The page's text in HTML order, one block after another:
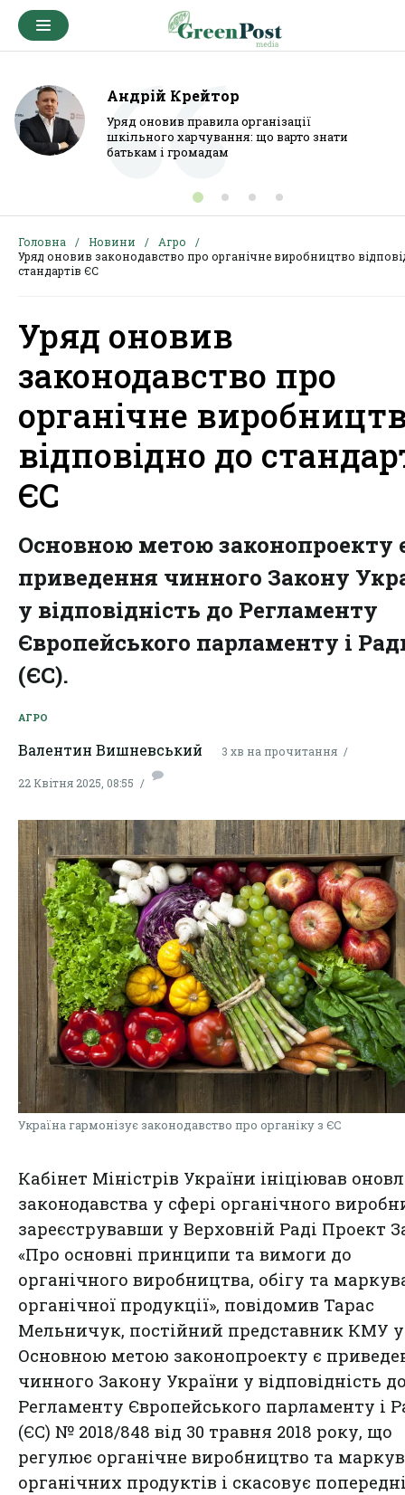
Андрій Крейтор
Уряд оновив правила організації
шкільного харчування: що варто знати
батькам і громадам
Головна Новини
Агро
Уряд оновив законодавство про органічне виробництво
стандартів ЄС
Уряд оновив
законодавство про
органічне
відповідно до
ЄС
Основною метою законопроекту
приведення чинного Закону
у відповідність до Регламенту
Європейського парламенту і
(ЄС).
АГРО
Валентин Вишневський 3 хв на прочитання
22 Квітня 2025, 08:55
Україна гармонізує законодавство про органіку з ЄС
Кабінет Міністрів України ініціював
законодавства у сфері органічного
зареєструвавши у Верховній Раді Проект
«Про основні принципи та вимоги до
органічного виробництва, обігу та
органічної продукції», повідомив Тарас
Мельничук, постійний представник КМУ
Основною метою законопроекту є
чинного Закону України у відповідність
Регламенту Європейського парламенту і
(ЄС) № 2018/848 від 30 травня 2018 року, що
регулює органічне виробництво та
органічних продуктів і скасовує